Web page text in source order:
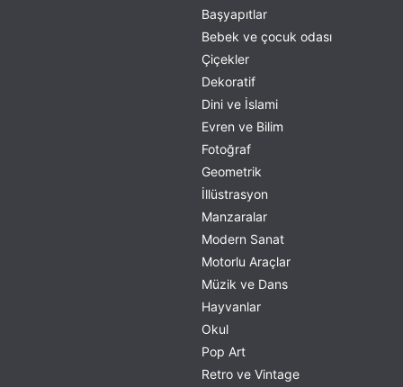
Başyapıtlar
Bebek ve çocuk odası
Çiçekler
Dekoratif
Dini ve İslami
Evren ve Bilim
Fotoğraf
Geometrik
İllüstrasyon
Manzaralar
Modern Sanat
Motorlu Araçlar
Müzik ve Dans
Hayvanlar
Okul
Pop Art
Retro ve Vintage